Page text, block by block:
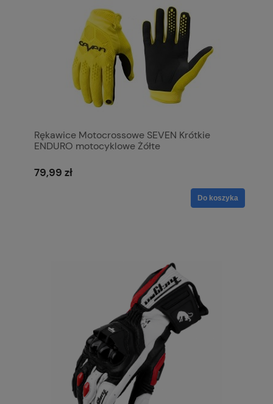
Rękawice Motocrossowe SEVEN Krótkie
ENDURO motocyklowe Żółte
79,99 zł
Do koszyka